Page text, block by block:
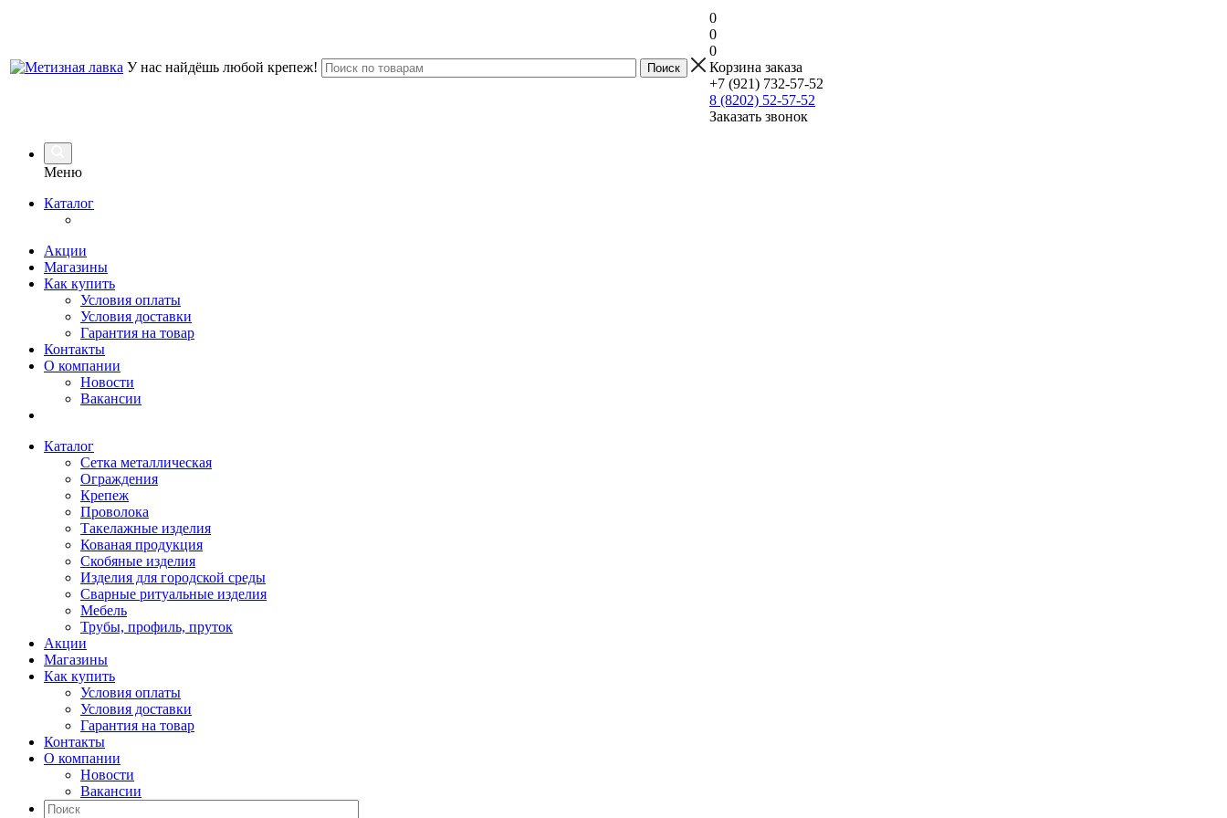
У нас найдёшь любой крепеж!
0
0
0
Корзина заказа
+7 (921) 732-57-52
8 (8202) 52-57-52
Заказать звонок
Меню
Каталог
Акции
Магазины
Как купить
Условия оплаты
Условия доставки
Гарантия на товар
Контакты
О компании
Новости
Вакансии
Каталог
Сетка металлическая
Ограждения
Крепеж
Проволока
Такелажные изделия
Кованая продукция
Скобяные изделия
Изделия для городской среды
Сварные ритуальные изделия
Мебель
Трубы, профиль, пруток
Акции
Магазины
Как купить
Условия оплаты
Условия доставки
Гарантия на товар
Контакты
О компании
Новости
Вакансии